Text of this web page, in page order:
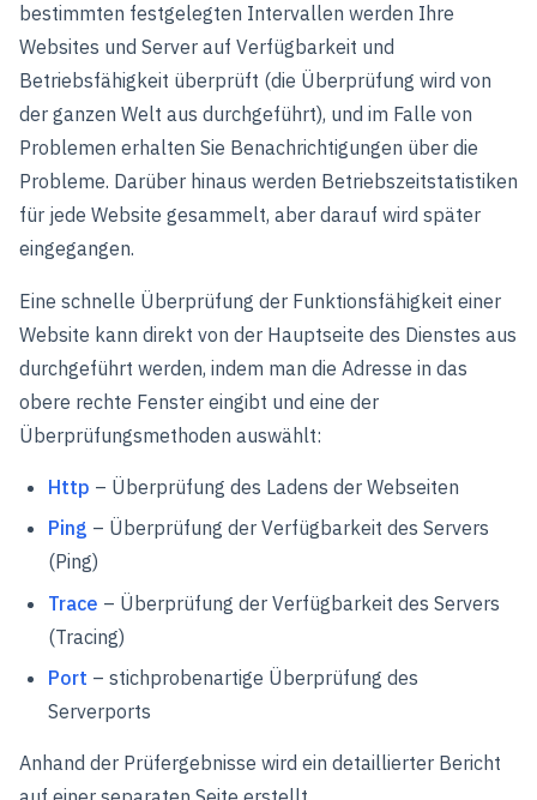
bestimmten festgelegten Intervallen werden Ihre
Websites und Server auf Verfügbarkeit und
Betriebsfähigkeit überprüft (die Überprüfung wird von
der ganzen Welt aus durchgeführt), und im Falle von
Problemen erhalten Sie Benachrichtigungen über die
Probleme. Darüber hinaus werden Betriebszeitstatistiken
für jede Website gesammelt, aber darauf wird später
eingegangen.
Eine schnelle Überprüfung der Funktionsfähigkeit einer
Website kann direkt von der Hauptseite des Dienstes aus
durchgeführt werden, indem man die Adresse in das
obere rechte Fenster eingibt und eine der
Überprüfungsmethoden auswählt:
Http – Überprüfung des Ladens der Webseiten
Ping – Überprüfung der Verfügbarkeit des Servers
(Ping)
Trace – Überprüfung der Verfügbarkeit des Servers
(Tracing)
Port – stichprobenartige Überprüfung des
Serverports
Anhand der Prüfergebnisse wird ein detaillierter Bericht